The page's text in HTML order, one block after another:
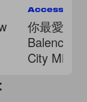
你最愛的
City Mini